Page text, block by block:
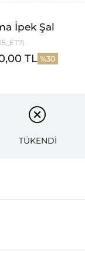
İpek Şal
TL 30
TÜKENDİ